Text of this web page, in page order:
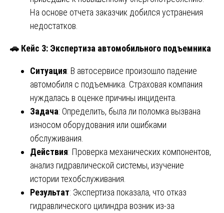
На основе отчета заказчик добился устранения
недостатков.
🚗 Кейс 3: Экспертиза автомобильного подъемника
Ситуация: В автосервисе произошло падение
автомобиля с подъемника. Страховая компания
нуждалась в оценке причины инцидента.
Задача: Определить, была ли поломка вызвана
износом оборудования или ошибками
обслуживания.
Действия: Проверка механических компонентов,
анализ гидравлической системы, изучение
истории техобслуживания.
Результат: Экспертиза показала, что отказ
гидравлического цилиндра возник из-за